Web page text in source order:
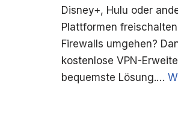
Disney+, Hulu oder
Plattformen
Firewalls umgehen?
kostenlose VPN-
bequemste Lösung.…